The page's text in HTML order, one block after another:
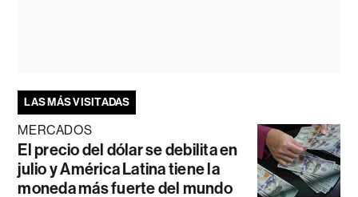
LAS MÁS VISITADAS
MERCADOS
El precio del dólar se debilita en
julio y América Latina tiene la
moneda más fuerte del mundo